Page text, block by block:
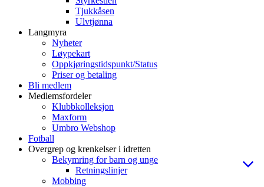
Tjukkåsen
Ulvtjønna
Langmyra
Nyheter
Løypekart
Oppkjøringstidspunkt/Status
Priser og betaling
Bli medlem
Medlemsfordeler
Klubbkolleksjon
Maxform
Umbro Webshop
Fotball
Overgrep og krenkelser i idretten
Bekymring for barn og unge
Retningslinjer
Mobbing